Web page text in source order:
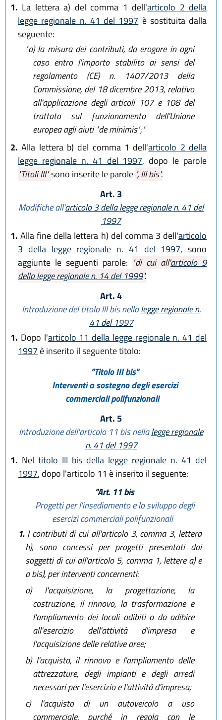
1. La lettera a) del comma 1 dell'articolo 2 della
legge regionale n. 41 del 1997 è sostituita dalla
seguente:
"a)la misura dei contributi, da erogare in ogni
caso entro l'importo stabilito ai sensi del
regolamento (CE) n. 1407/2013 della
Commissione, del 18 dicembre 2013, relativo
all'applicazione degli articoli 107 e 108 del
trattato sul funzionamento dell'Unione
europea agli aiuti "de minimis";"
2. Alla lettera b) del comma 1 dell'articolo 2 della
legge regionale n. 41 del 1997, dopo le parole
"Titoli III"sono inserite le parole ", III bis".
Art. 3
Modifiche all'articolo 3 della legge regionale n. 41 del
1997
1. Alla fine della lettera h) del comma 3 dell'articolo
3 della legge regionale n. 41 del 1997, sono
aggiunte le seguenti parole: "di cui all'articolo 9
della legge regionale n. 14 del 1999".
Art. 4
Introduzione del titolo III bis nellalegge regionale n.
41 del 1997
1. Dopo l'articolo 11 della legge regionale n. 41 del
1997 è inserito il seguente titolo:
"Titolo III bis"
Interventi a sostegno degli esercizi
commerciali polifunzionali
Art. 5
Introduzione dell'articolo 11 bis nellalegge regionale
n. 41 del 1997
1. Nel titolo III bis della legge regionale n. 41 del
1997, dopo l'articolo 11 è inserito il seguente:
"Art. 11 bis
Progetti per l'insediamento e lo sviluppo degli
esercizi commerciali polifunzionali
1.I contributi di cui all'articolo 3, comma 3, lettera
h), sono concessi per progetti presentati dai
soggetti di cui all'articolo 5, comma 1, lettere a) e
a bis), per interventi concernenti:
a)l'acquisizione, la progettazione, la
costruzione, il rinnovo, la trasformazione e
l'ampliamento dei locali adibiti o da adibire
all'esercizio dell'attività d'impresa e
l'acquisizione delle relative aree;
b)l'acquisto, il rinnovo e l'ampliamento delle
attrezzature, degli impianti e degli arredi
necessari per l'esercizio e l'attività d'impresa;
c)l'acquisto di un autoveicolo a uso
commerciale, purché in regola con le